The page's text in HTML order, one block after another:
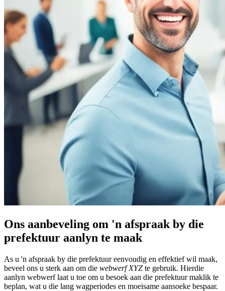
Ons aanbeveling om 'n afspraak by die
prefektuur aanlyn te maak
As u 'n afspraak by die prefektuur eenvoudig en effektief wil maak,
beveel ons u sterk aan om die webwerf XYZ te gebruik. Hierdie
aanlyn webwerf laat u toe om u besoek aan die prefektuur maklik te
beplan, wat u die lang wagperiodes en moeisame aansoeke bespaar.